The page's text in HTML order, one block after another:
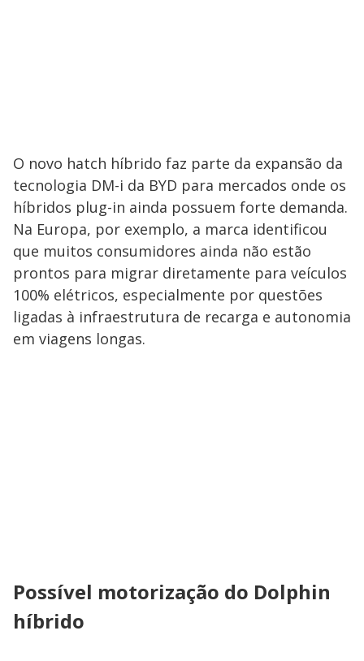
O novo hatch híbrido faz parte da expansão da
tecnologia DM-i da BYD para mercados onde os
híbridos plug-in ainda possuem forte demanda.
Na Europa, por exemplo, a marca identificou
que muitos consumidores ainda não estão
prontos para migrar diretamente para veículos
100% elétricos, especialmente por questões
ligadas à infraestrutura de recarga e autonomia
em viagens longas.
Possível motorização do Dolphin
híbrido